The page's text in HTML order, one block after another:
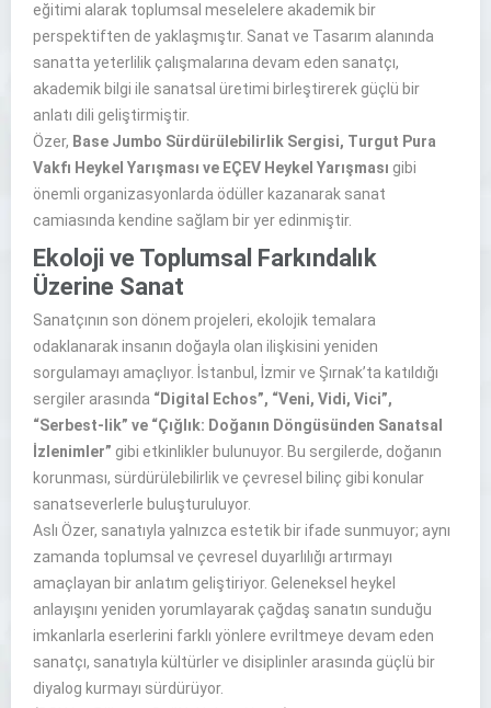
eğitimi alarak toplumsal meselelere akademik bir
perspektiften de yaklaşmıştır. Sanat ve Tasarım alanında
sanatta yeterlilik çalışmalarına devam eden sanatçı,
akademik bilgi ile sanatsal üretimi birleştirerek güçlü bir
anlatı dili geliştirmiştir.
Özer, Base Jumbo Sürdürülebilirlik Sergisi, Turgut Pura
Vakfı Heykel Yarışması ve EÇEV Heykel Yarışması gibi
önemli organizasyonlarda ödüller kazanarak sanat
camiasında kendine sağlam bir yer edinmiştir.
Ekoloji ve Toplumsal Farkındalık
Üzerine Sanat
Sanatçının son dönem projeleri, ekolojik temalara
odaklanarak insanın doğayla olan ilişkisini yeniden
sorgulamayı amaçlıyor. İstanbul, İzmir ve Şırnak’ta katıldığı
sergiler arasında “Digital Echos”, “Veni, Vidi, Vici”,
“Serbest-lik” ve “Çığlık: Doğanın Döngüsünden Sanatsal
İzlenimler” gibi etkinlikler bulunuyor. Bu sergilerde, doğanın
korunması, sürdürülebilirlik ve çevresel bilinç gibi konular
sanatseverlerle buluşturuluyor.
Aslı Özer, sanatıyla yalnızca estetik bir ifade sunmuyor; aynı
zamanda toplumsal ve çevresel duyarlılığı artırmayı
amaçlayan bir anlatım geliştiriyor. Geleneksel heykel
anlayışını yeniden yorumlayarak çağdaş sanatın sunduğu
imkanlarla eserlerini farklı yönlere evriltmeye devam eden
sanatçı, sanatıyla kültürler ve disiplinler arasında güçlü bir
diyalog kurmayı sürdürüyor.